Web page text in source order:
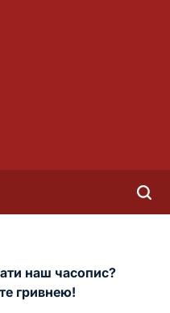
наш часопис?
гривнею!